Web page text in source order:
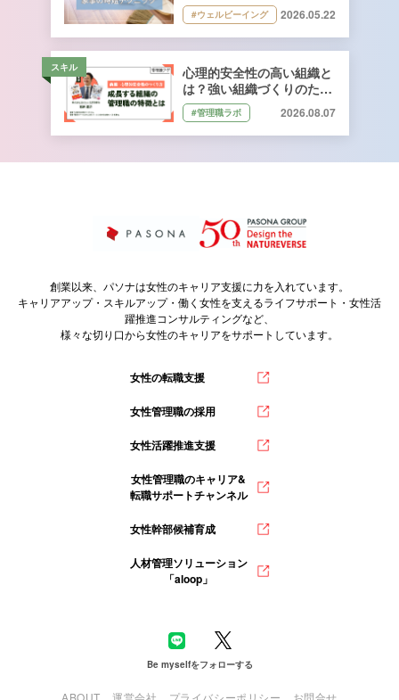
#ウェルビーイング 2026.05.22
スキル
心理的安全性の高い組織と
は？強い組織づくりのため
に管理職ができること｜石
井遼介さん監修
#管理職ラボ 2026.08.07
創業以来、パソナは女性のキャリア支援に力を入れています。
キャリアアップ・スキルアップ・働く女性を支えるライフサポート・女性活
躍推進コンサルティングなど、
様々な切り口から女性のキャリアをサポートしています。
女性の転職支援
女性管理職の採用
女性活躍推進支援
女性管理職のキャリア&
転職サポートチャンネル
女性幹部候補育成
人材管理ソリューション
「aloop」
Be myselfをフォローする
ABOUT 運営会社 プライバシーポリシー お問合せ